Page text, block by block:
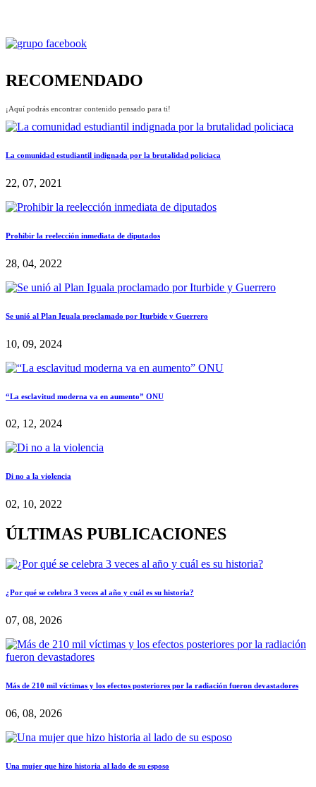
RECOMENDADO
¡Aquí podrás encontrar contenido pensado para ti!
La comunidad estudiantil indignada por la brutalidad policiaca
22, 07, 2021
Prohibir la reelección inmediata de diputados
28, 04, 2022
Se unió al Plan Iguala proclamado por Iturbide y Guerrero
10, 09, 2024
“La esclavitud moderna va en aumento” ONU
02, 12, 2024
Di no a la violencia
02, 10, 2022
ÚLTIMAS PUBLICACIONES
¿Por qué se celebra 3 veces al año y cuál es su historia?
07, 08, 2026
Más de 210 mil víctimas y los efectos posteriores por la radiación fueron devastadores
06, 08, 2026
Una mujer que hizo historia al lado de su esposo